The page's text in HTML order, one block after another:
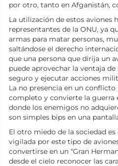
por otro, tanto en Afganistán,
La utilización de estos aviones
representantes de la ONU, ya
armas para matar personas,
saltándose el derecho
que una persona que dirija un
puede aprovechar la ventaja
seguro y ejecutar acciones
La no presencia en un
completo y convierte la guerra
donde los enemigos no
son simples bips en una
El otro miedo de la sociedad
vigilada por este tipo de
convertirse en un “Gran
desde el cielo reconocer las